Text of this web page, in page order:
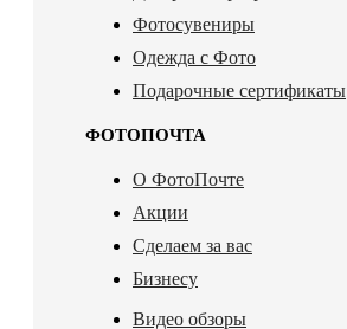
Фотосувениры
Одежда с Фото
Подарочные сертификаты
ФОТОПОЧТА
О ФотоПочте
Акции
Сделаем за вас
Бизнесу
Видео обзоры